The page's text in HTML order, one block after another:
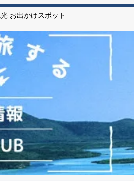
お出かけスポット